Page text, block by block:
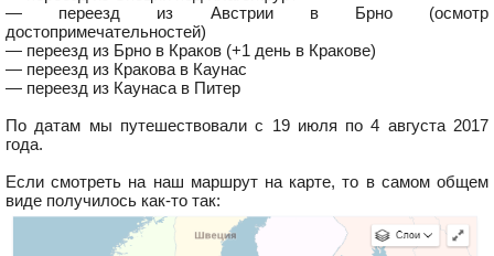
— переезд из Австрии в Брно (осмотр
достопримечательностей)
— переезд из Брно в Краков (+1 день в Кракове)
— переезд из Кракова в Каунас
— переезд из Каунаса в Питер
По датам мы путешествовали с 19 июля по 4 августа 2017
года.
Если смотреть на наш маршрут на карте, то в самом общем
виде получилось как-то так: